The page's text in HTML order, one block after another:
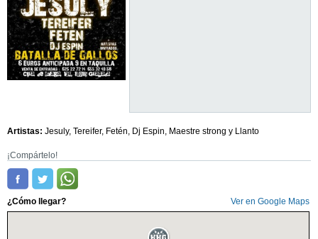
Artistas: Jesuly, Tereifer, Fetén, Dj Espin, Maestre strong y Llanto
¡Compártelo!
¿Cómo llegar? Ver en Google Maps